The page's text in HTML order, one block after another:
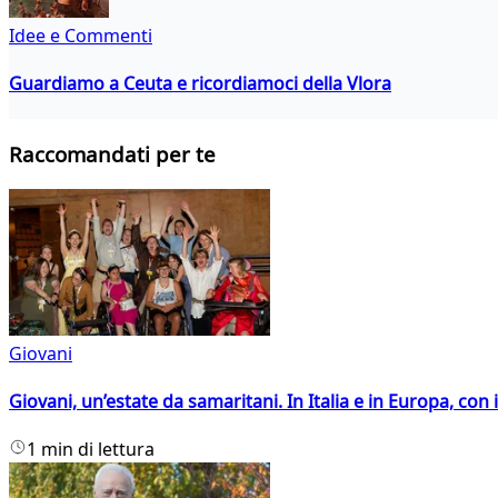
Idee e Commenti
Guardiamo a Ceuta e ricordiamoci della Vlora
Raccomandati per te
Giovani
Giovani, un’estate da samaritani. In Italia e in Europa,
1 min di lettura